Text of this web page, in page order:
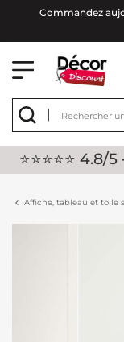
Commandez
⭐⭐⭐⭐⭐
Affiche, tableau et toile